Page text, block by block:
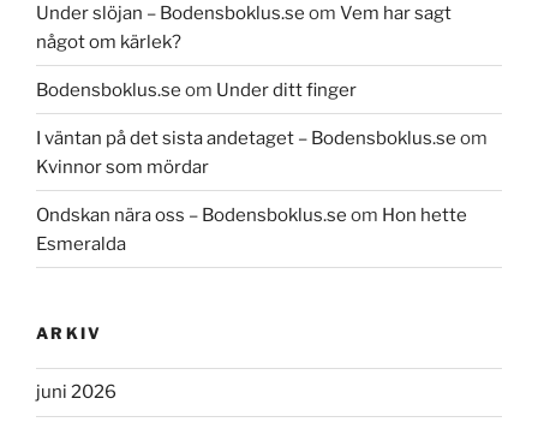
Under slöjan – Bodensboklus.se om Vem har sagt
något om kärlek?
Bodensboklus.se om Under ditt finger
I väntan på det sista andetaget – Bodensboklus.se om
Kvinnor som mördar
Ondskan nära oss – Bodensboklus.se om Hon hette
Esmeralda
ARKIV
juni 2026